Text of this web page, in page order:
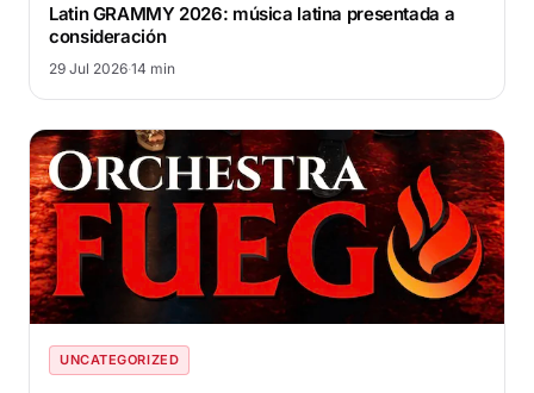
Latin GRAMMY 2026: música latina presentada a
consideración
29 Jul 2026·14 min
UNCATEGORIZED